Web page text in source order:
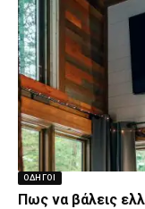
ΟΔΗΓΟΊ
Πως να βάλεις